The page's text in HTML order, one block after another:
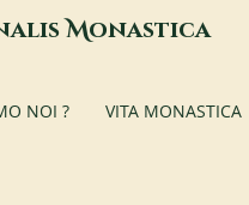
Monastica
NOI ? VITA MONASTICA